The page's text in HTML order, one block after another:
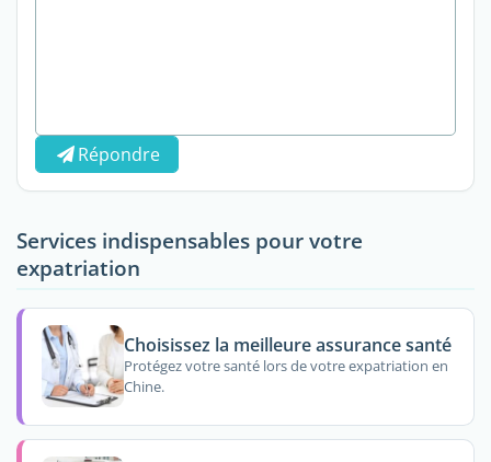
Répondre
Services indispensables pour votre
expatriation
Choisissez la meilleure assurance santé
Protégez votre santé lors de votre expatriation en
Chine.